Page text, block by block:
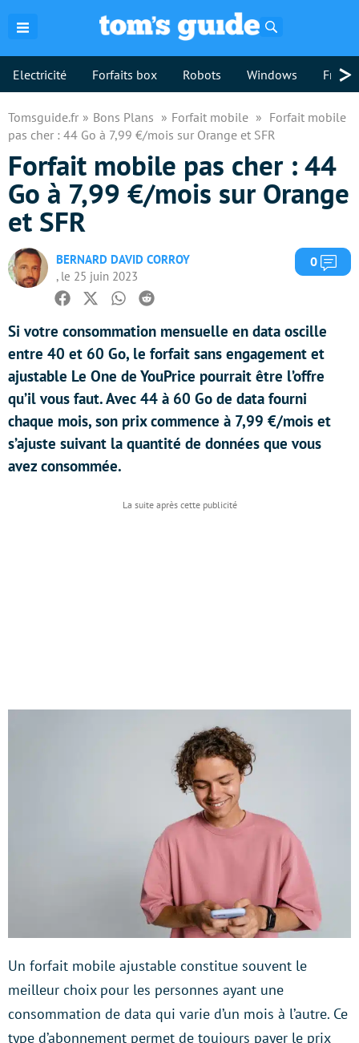
Electricité Forfaits box Robots Windows >
Tomsguide.fr Bons Plans Forfait mobile
Forfait mobile
pas cher : 44 Go à 7,99 €/mois sur Orange et SFR
Forfait mobile pas cher : 44
Go à 7,99 €/mois sur Orange
et SFR
BERNARD DAVID CORROY
, le 25 juin 2023
0
Facebook
TwitterWhatsapp
Reddit
Si votre consommation mensuelle en data oscille
entre 40 et 60 Go, le forfait sans engagement et
ajustable Le One de YouPrice pourrait être l’offre
qu’il vous faut. Avec 44 à 60 Go de data fourni
chaque mois, son prix commence à 7,99 €/mois et
s’ajuste suivant la quantité de données que vous
avez consommée.
Un forfait mobile ajustable constitue souvent le
meilleur choix pour les personnes ayant une
consommation de data qui varie d’un mois à l’autre. Ce
type d’abonnement permet de toujours payer le prix